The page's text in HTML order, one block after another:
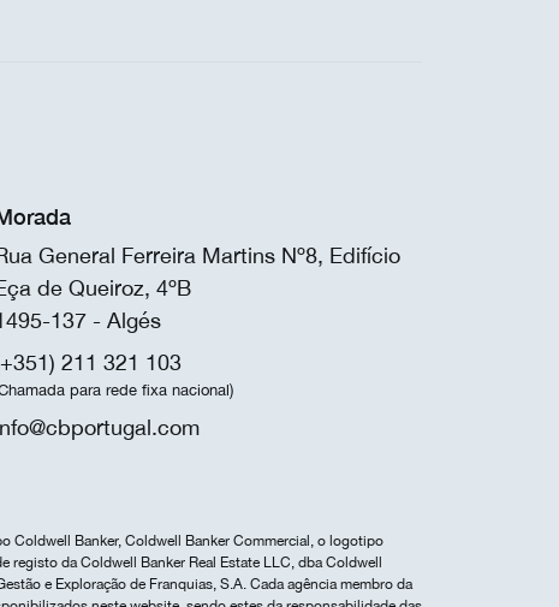
General Ferreira Martins Nº8, Edifício
de Queiroz, 4ºB
137 - Algés
211 321 103
para rede fixa nacional)
Coldwell Banker, Coldwell Banker Commercial, o logotipo
da Coldwell Banker Real Estate LLC, dba Coldwell
e Exploração de Franquias, S.A. Cada agência membro da